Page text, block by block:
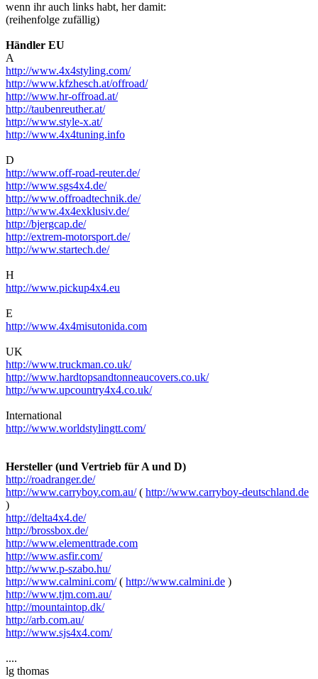
wenn ihr auch links habt, her damit:
(reihenfolge zufällig)
Händler EU
A
http://www.4x4styling.com/
http://www.kfzhesch.at/offroad/
http://www.hr-offroad.at/
http://taubenreuther.at/
http://www.style-x.at/
http://www.4x4tuning.info
D
http://www.off-road-reuter.de/
http://www.sgs4x4.de/
http://www.offroadtechnik.de/
http://www.4x4exklusiv.de/
http://bjergcap.de/
http://extrem-motorsport.de/
http://www.startech.de/
H
http://www.pickup4x4.eu
E
http://www.4x4misutonida.com
UK
http://www.truckman.co.uk/
http://www.hardtopsandtonneaucovers.co.uk/
http://www.upcountry4x4.co.uk/
International
http://www.worldstylingtt.com/
Hersteller (und Vertrieb für A und D)
http://roadranger.de/
http://www.carryboy.com.au/( http://www.carryboy-deutschland.de
)
http://delta4x4.de/
http://brossbox.de/
http://www.elementtrade.com
http://www.asfir.com/
http://www.p-szabo.hu/
http://www.calmini.com/( http://www.calmini.de )
http://www.tjm.com.au/
http://mountaintop.dk/
http://arb.com.au/
http://www.sjs4x4.com/
....
lg thomas